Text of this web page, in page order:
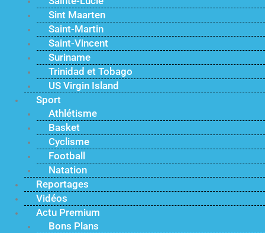
Sint Maarten
Saint-Martin
Saint-Vincent
Suriname
Trinidad et Tobago
US Virgin Island
Sport
Athlétisme
Basket
Cyclisme
Football
Natation
Reportages
Vidéos
Actu Premium
Bons Plans